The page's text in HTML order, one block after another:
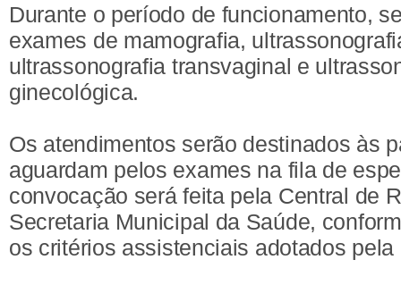
Durante o período de funcionamento,
exames de mamografia,
ultrassonografia transvaginal e
ginecológica.
Os atendimentos serão destinados às
aguardam pelos exames na fila de
convocação será feita pela Central de
Secretaria Municipal da Saúde,
os critérios assistenciais adotados